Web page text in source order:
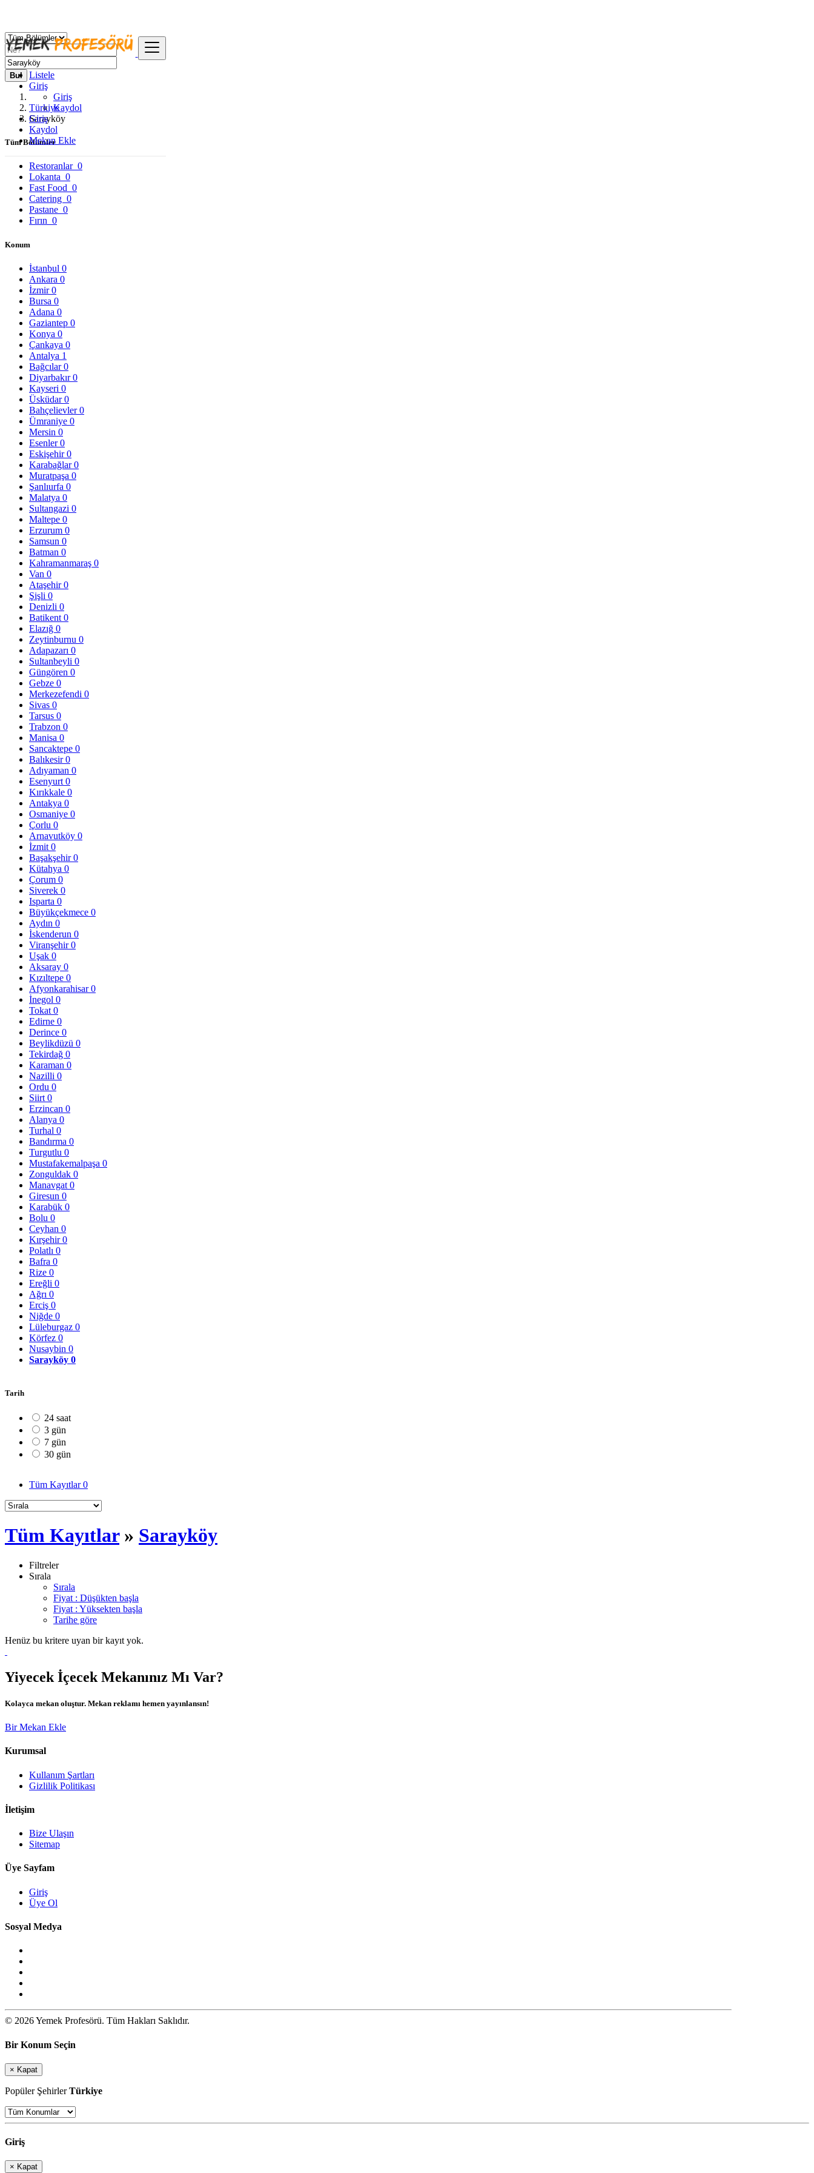
Listele
Giriş
Giriş
Kaydol
Giriş
Kaydol
Mekan Ekle
Bul
Türkiye
Sarayköy
Tüm Bölümler
Restoranlar 0
Lokanta 0
Fast Food 0
Catering 0
Pastane 0
Fırın 0
Konum
İstanbul 0
Ankara 0
İzmir0
Bursa 0
Adana 0
Gaziantep 0
Konya 0
Çankaya 0
Antalya 1
Bağcılar0
Diyarbakır0
Kayseri 0
Üsküdar0
Bahçelievler0
Ümraniye 0
Mersin 0
Esenler0
Eskişehir0
Karabağlar0
Muratpaşa 0
Şanlıurfa 0
Malatya 0
Sultangazi 0
Maltepe 0
Erzurum 0
Samsun 0
Batman 0
Kahramanmaraş 0
Van 0
Ataşehir0
Şişli 0
Denizli 0
Batikent 0
Elazığ 0
Zeytinburnu 0
Adapazarı 0
Sultanbeyli 0
Güngören 0
Gebze 0
Merkezefendi 0
Sivas 0
Tarsus 0
Trabzon 0
Manisa 0
Sancaktepe 0
Balıkesir0
Adıyaman 0
Esenyurt 0
Kırıkkale 0
Antakya 0
Osmaniye 0
Çorlu 0
Arnavutköy 0
İzmit 0
Başakşehir0
Kütahya 0
Çorum 0
Siverek 0
Isparta 0
Büyükçekmece 0
Aydın 0
İskenderun 0
Viranşehir0
Uşak 0
Aksaray 0
Kızıltepe 0
Afyonkarahisar0
İnegol 0
Tokat 0
Edirne 0
Derince 0
Beylikdüzü 0
Tekirdağ 0
Karaman 0
Nazilli 0
Ordu 0
Siirt 0
Erzincan 0
Alanya 0
Turhal 0
Bandırma 0
Turgutlu 0
Mustafakemalpaşa 0
Zonguldak 0
Manavgat 0
Giresun 0
Karabük 0
Bolu 0
Ceyhan 0
Kırşehir0
Polatlı 0
Bafra 0
Rize 0
Ereğli 0
Ağrı 0
Erciş 0
Niğde 0
Lüleburgaz 0
Körfez 0
Nusaybin 0
Sarayköy 0
Tarih
24 saat
3 gün
7 gün
30 gün
Tüm Kayıtlar0
Tüm Kayıtlar» Sarayköy
Filtreler
Sırala
Sırala
Fiyat : Düşükten başla
Fiyat : Yüksekten başla
Tarihe göre
Henüz bu kritere uyan bir kayıt yok.
Yiyecek İçecek Mekanınız Mı Var?
Kolayca mekan oluştur. Mekan reklamı hemen yayınlansın!
Bir Mekan Ekle
Kurumsal
Kullanım Şartları
Gizlilik Politikası
İletişim
Bize Ulaşın
Sitemap
Üye Sayfam
Giriş
Üye Ol
Sosyal Medya
© 2026 Yemek Profesörü. Tüm Hakları Saklıdır.
Bir Konum Seçin
× Kapat
Popüler ŞehirlerTürkiye
Giriş
× Kapat